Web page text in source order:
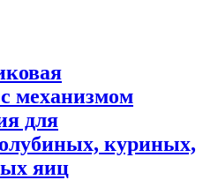
механизмом
для
куриных,
яиц